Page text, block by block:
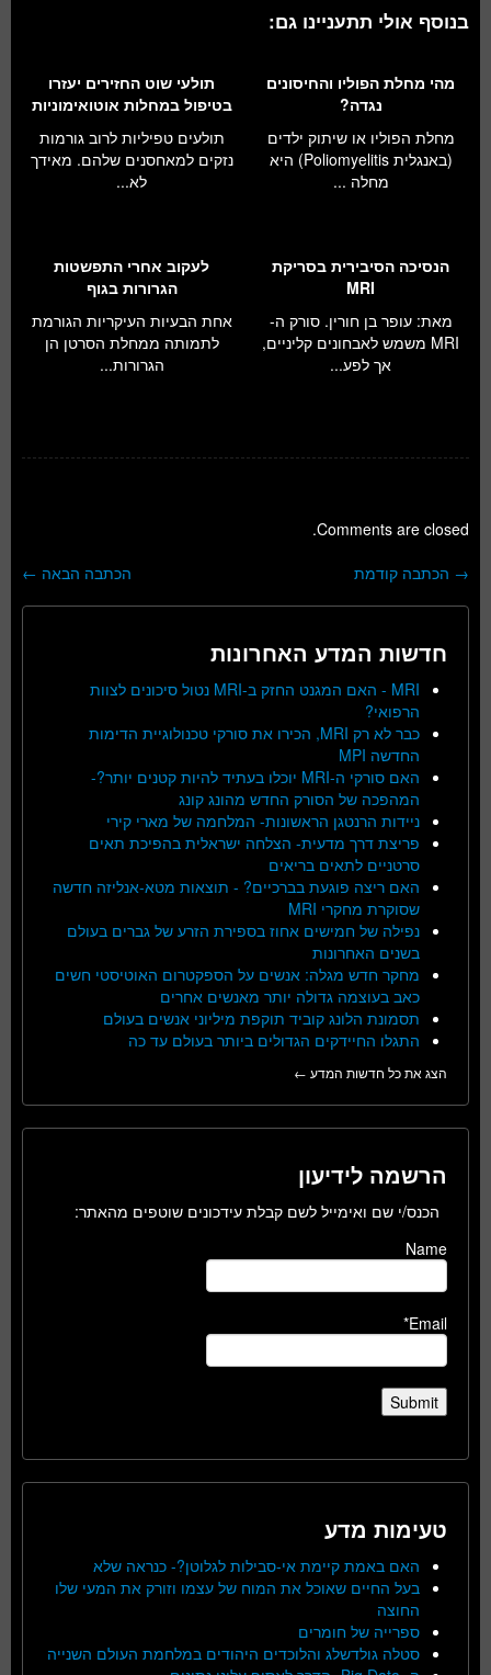
בנוסף אולי תתעניינו גם:
מהי מחלת הפוליו והחיסונים
נגדה?
מחלת הפוליו או שיתוק ילדים
(באנגלית Poliomyelitis) היא
מחלה ...
תולעי שוט החזירים יעזרו
בטיפול במחלות אוטואימוניות
תולעים טפיליות לרוב גורמות
נזקים למאחסנים שלהם. מאידך
לא...
הנסיכה הסיבירית בסריקת
MRI
מאת: עופר בן חורין. סורק ה-
MRI משמש לאבחונים קליניים,
אך לפע...
לעקוב אחרי התפשטות
הגרורות בגוף
אחת הבעיות העיקריות הגורמת
לתמותה ממחלת הסרטן הן
הגרורות...
Comments are closed.
ניווט בפוסטים הכתבה הבאה ← → הכתבה קודמת
חדשות המדע האחרונות
MRI - האם המגנט החזק ב-MRI נטול סיכונים לצוות
הרפואי?
כבר לא רק MRI, הכירו את סורקי טכנולוגיית הדימות
החדשה MPI
האם סורקי ה-MRI יוכלו בעתיד להיות קטנים יותר?-
המהפכה של הסורק החדש מהונג קונג
ניידות הרנטגן הראשונות- המלחמה של מארי קירי
פריצת דרך מדעית- הצלחה ישראלית בהפיכת תאים
סרטניים לתאים בריאים
האם ריצה פוגעת בברכיים? - תוצאות מטא-אנליזה חדשה
שסוקרת מחקרי MRI
נפילה של חמישים אחוז בספירת הזרע של גברים בעולם
בשנים האחרונות
מחקר חדש מגלה: אנשים על הספקטרום האוטיסטי חשים
כאב בעוצמה גדולה יותר מאנשים אחרים
תסמונת הלונג קוביד תוקפת מיליוני אנשים בעולם
התגלו החיידקים הגדולים ביותר בעולם עד כה
הצג את כל חדשות המדע ←
הרשמה לידיעון
הכנס/י שם ואימייל לשם קבלת עידכונים שוטפים מהאתר:
Name
Email*
טעימות מדע
האם באמת קיימת אי-סבילות לגלוטן?- כנראה שלא
בעל החיים שאוכל את המוח של עצמו וזורק את המעי שלו
החוצה
ספרייה של חומרים
סטלה גולדשלג והלוכדים היהודים במלחמת העולם השנייה